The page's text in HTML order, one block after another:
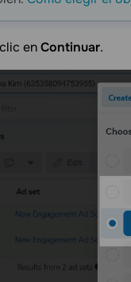
enContinuar.